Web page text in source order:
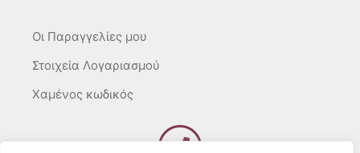
Οι Παραγγελίες μου
Στοιχεία Λογαριασμού
Χαμένος κωδικός